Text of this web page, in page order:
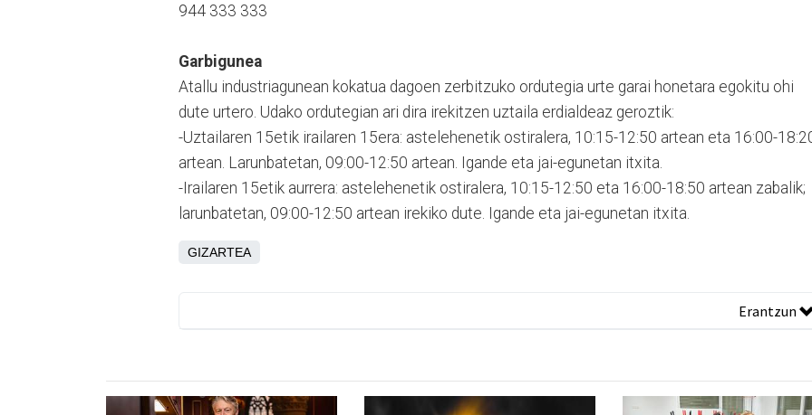
944 333 333
Garbigunea
Atallu industriagunean kokatua dagoen zerbitzuko ordutegia urte garai honetara egokitu ohi
dute urtero. Udako ordutegian ari dira irekitzen uztaila erdialdeaz geroztik:
-Uztailaren 15etik irailaren 15era: astelehenetik ostiralera, 10:15-12:50 artean eta 16:00-
artean. Larunbatetan, 09:00-12:50 artean. Igande eta jai-egunetan itxita.
-Irailaren 15etik aurrera: astelehenetik ostiralera, 10:15-12:50 eta 16:00-18:50 artean zabalik;
larunbatetan, 09:00-12:50 artean irekiko dute. Igande eta jai-egunetan itxita.
GIZARTEA
Erantzun